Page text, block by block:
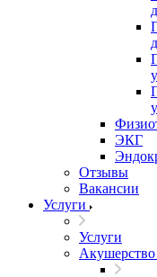
ЭКГ
Отзывы
Вакансии
Услуги
Услуги